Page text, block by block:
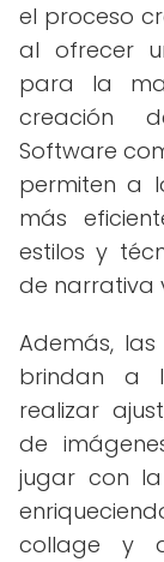
el proceso
al ofrecer
para la
creación
Software
permiten a
más
estilos y
de narrativa
Además,
brindan a
realizar
de
jugar con
collage y